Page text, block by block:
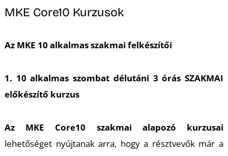
MKE Core10 Kurzusok
Az MKE 10 alkalmas szakmai felkészítői
1. 10 alkalmas szombat délutáni 3 órás SZAKMAI
előkészítő kurzus
Az MKE Core10 szakmai alapozó kurzusai
lehetőséget nyújtanak arra, hogy a résztvevők már a